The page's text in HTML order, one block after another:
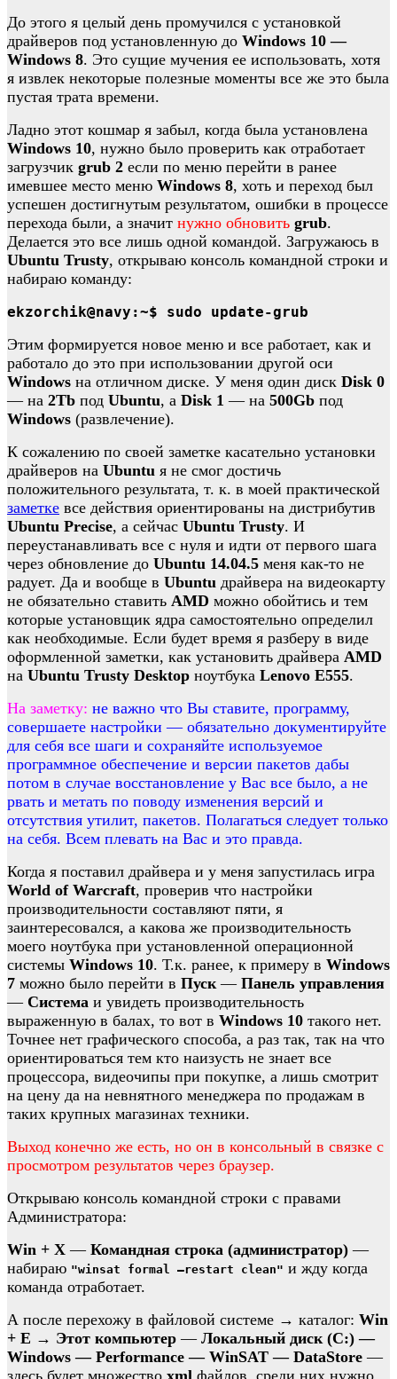
До этого я целый день промучился с установкой
драйверов под установленную до Windows 10 —
Windows 8. Это сущие мучения ее использовать, хотя
я извлек некоторые полезные моменты все же это была
пустая трата времени.
Ладно этот кошмар я забыл, когда была установлена
Windows 10, нужно было проверить как отработает
загрузчик grub 2 если по меню перейти в ранее
имевшее место меню Windows 8, хоть и переход был
успешен достигнутым результатом, ошибки в процессе
перехода были, а значит нужно обновить grub.
Делается это все лишь одной командой. Загружаюсь в
Ubuntu Trusty, открываю консоль командной строки и
набираю команду:
ekzorchik@navy:~$ sudo update-grub
Этим формируется новое меню и все работает, как и
работало до это при использовании другой оси
Windows на отличном диске. У меня один диск Disk 0
— на 2Tb под Ubuntu, а Disk 1 — на 500Gb под
Windows (развлечение).
К сожалению по своей заметке касательно установки
драйверов на Ubuntu я не смог достичь
положительного результата, т. к. в моей практической
заметке все действия ориентированы на дистрибутив
Ubuntu Precise, а сейчас Ubuntu Trusty. И
переустанавливать все с нуля и идти от первого шага
через обновление до Ubuntu 14.04.5 меня как-то не
радует. Да и вообще в Ubuntu драйвера на видеокарту
не обязательно ставить AMD можно обойтись и тем
которые установщик ядра самостоятельно определил
как необходимые. Если будет время я разберу в виде
оформленной заметки, как установить драйвера AMD
на Ubuntu Trusty Desktop ноутбука Lenovo E555.
На заметку: не важно что Вы ставите, программу,
совершаете настройки — обязательно документируйте
для себя все шаги и сохраняйте используемое
программное обеспечение и версии пакетов дабы
потом в случае восстановление у Вас все было, а не
рвать и метать по поводу изменения версий и
отсутствия утилит, пакетов. Полагаться следует только
на себя. Всем плевать на Вас и это правда.
Когда я поставил драйвера и у меня запустилась игра
World of Warcraft, проверив что настройки
производительности составляют пяти, я
заинтересовался, а какова же производительность
моего ноутбука при установленной операционной
системы Windows 10. Т.к. ранее, к примеру в Windows
7 можно было перейти в Пуск— Панель управления
— Система и увидеть производительность
выраженную в балах, то вот в Windows 10 такого нет.
Точнее нет графического способа, а раз так, так на что
ориентироваться тем кто наизусть не знает все
процессора, видеочипы при покупке, а лишь смотрит
на цену да на невнятного менеджера по продажам в
таких крупных магазинах техники.
Выход конечно же есть, но он в консольный в связке с
просмотром результатов через браузер.
Открываю консоль командной строки с правами
Администратора:
Win + X — Командная строка (администратор) —
набираю "winsat formal –restart clean" и жду когда
команда отработает.
А после перехожу в файловой системе → каталог: Win
+ E → Этот компьютер — Локальный диск (C:) —
Windows — Performance — WinSAT — DataStore —